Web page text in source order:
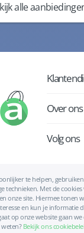
alle
te helpen,
technieken. Met de
onze site. Hiermee tonen
en kun je informatie
op onze website gaan
Bekijk ons
Over ons
Volg ons
|